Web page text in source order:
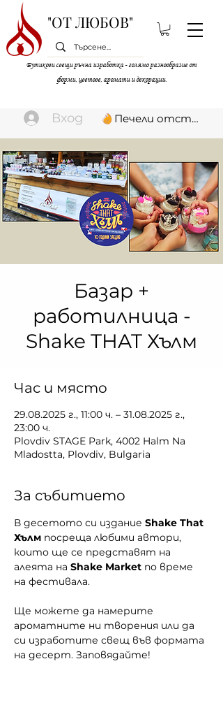
"ОТ ЛЮБОВ"
Бутикови свещи ръчна изработка - голямо разнообразие от
форми, цветове, аромати и декорации.
Вход Печели отстъпки
Базар +
работилница -
Shake THAT Хълм
Час и място
29.08.2025 г., 11:00 ч. – 31.08.2025 г.,
23:00 ч.
Plovdiv STAGE Park, 4002 Halm Na
Mladostta, Plovdiv, Bulgaria
За събитието
В десетото си издание Shake That
Хълм посреща любими автори,
които ще се представят на
алеята на Shake Market по време
на фестивала.
Ще можете да намерите
ароматните ни творения или да
си изработите свещ във формата
на десерт. Заповядайте!